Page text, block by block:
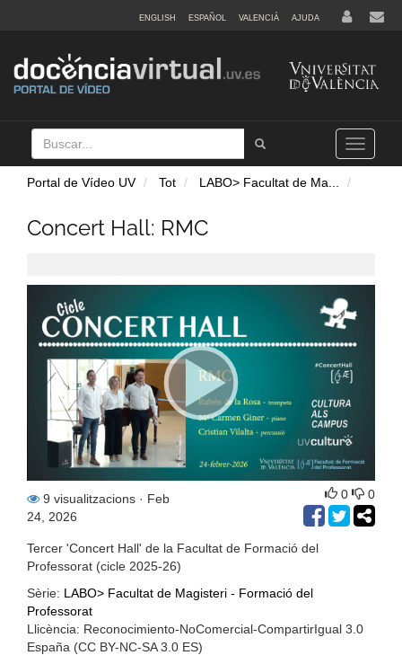
ENGLISH ESPAÑOL VALENCIÀ AJUDA
Buscar
Tramet
Toggle
navigation
Portal de Vídeo UV Tot LABO> Facultat de Ma
Concert Hall: RMC
9 visualitzacions · Feb
24, 2026
0 0
Tercer 'Concert Hall' de la Facultat de Formació del
Professorat (cicle 2025-26)
Sèrie: LABO> Facultat de Magisteri - Formació del
Professorat
Llicència: Reconocimiento-NoComercial-CompartirIgual 3.0
España (CC BY-NC-SA 3.0 ES)